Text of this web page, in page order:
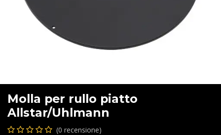
Molla per rullo piatto
Allstar/Uhlmann
(0 recensione)